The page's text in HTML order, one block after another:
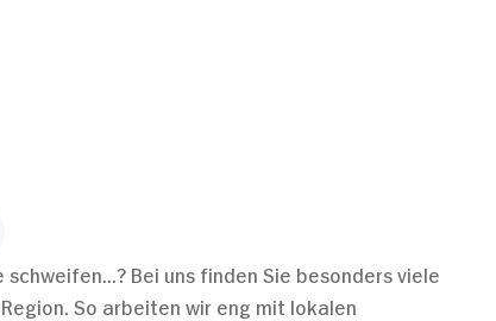
zulassen
schweifen...? Bei uns finden Sie besonders viele
So arbeiten wir eng mit lokalen